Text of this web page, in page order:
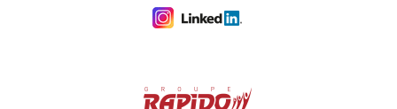
Tel. 0034 672469100